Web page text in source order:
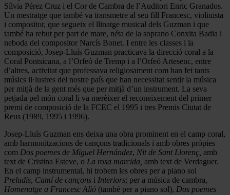
Sílvia Pérez Cruz i el Cor de Cambra de l’Auditori Enric Granados.
Un mestratge que també va transmetre al seu fill Francesc, violinista
i compositor, que segueix el llinatge musical dels Guzman i que
també ha rebut per part de mare, néta de la soprano Conxita Badia i
neboda del compositor Narcís Bonet. I entre les classes i la
composició, Josep-Lluís Guzman practicava la direcció coral a la
Coral Pontsicana, a l’Orfeó de Tremp i a l’Orfeó Artesenc, entre
d’altres, activitat que professava religiosament com han fet tants
músics il·lustres del nostre país que han necessitat sentir la música
per mitjà de la gent més que per mitjà d’un instrument. La seva
petjada pel món coral li va merèixer el reconeixement del primer
premi de composició de la FCEC el 1995 i tres Premis Ciutat de
Reus (1989, 1995 i 1996).
Josep-Lluís Guzman ens deixa una obra prominent en el camp coral,
amb harmonitzacions de cançons tradicionals i amb obres pròpies
com Dos poemes de Miguel Hernández, Nit de Sant Llorenç, amb
text de Cristina Esteve, o La rosa marcida, amb text de Verdaguer.
En el camp instrumental, hi trobem les obres per a piano sol
Preludis, Camí de cançons i Interiors; per a música de cambra,
Homenatge a Francesc Alió (també per a piano sol), Dos poemes